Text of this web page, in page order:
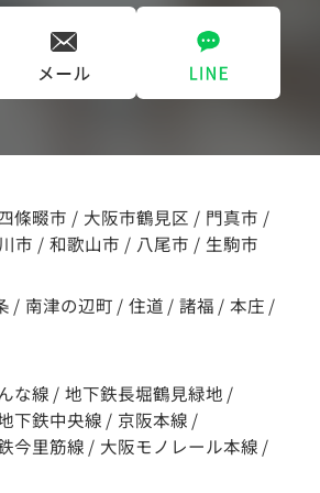
條畷市 / 大阪市鶴見区 / 門真市 /
市 / 和歌山市 / 八尾市 / 生駒市
/ 南津の辺町 / 住道 / 諸福 / 本庄 /
な線 / 地下鉄長堀鶴見緑地 /
下鉄中央線 / 京阪本線 /
今里筋線 / 大阪モノレール本線 /